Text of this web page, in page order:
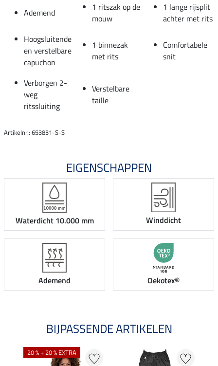
Ademend
1 ritszak op de
mouw
1 lange rijsplit
achter met rits
Hoogsluitende
en verstelbare
capuchon
1 binnezak
met rits
Comfortabele
snit
Verborgen 2-
weg
ritssluiting
Verstelbare
taille
Artikelnr.: 653831-S-S
EIGENSCHAPPEN
Waterdicht 10.000 mm Winddicht
Ademend Oekotex®
BIJPASSENDE ARTIKELEN
20 % + 20 % EXTRA